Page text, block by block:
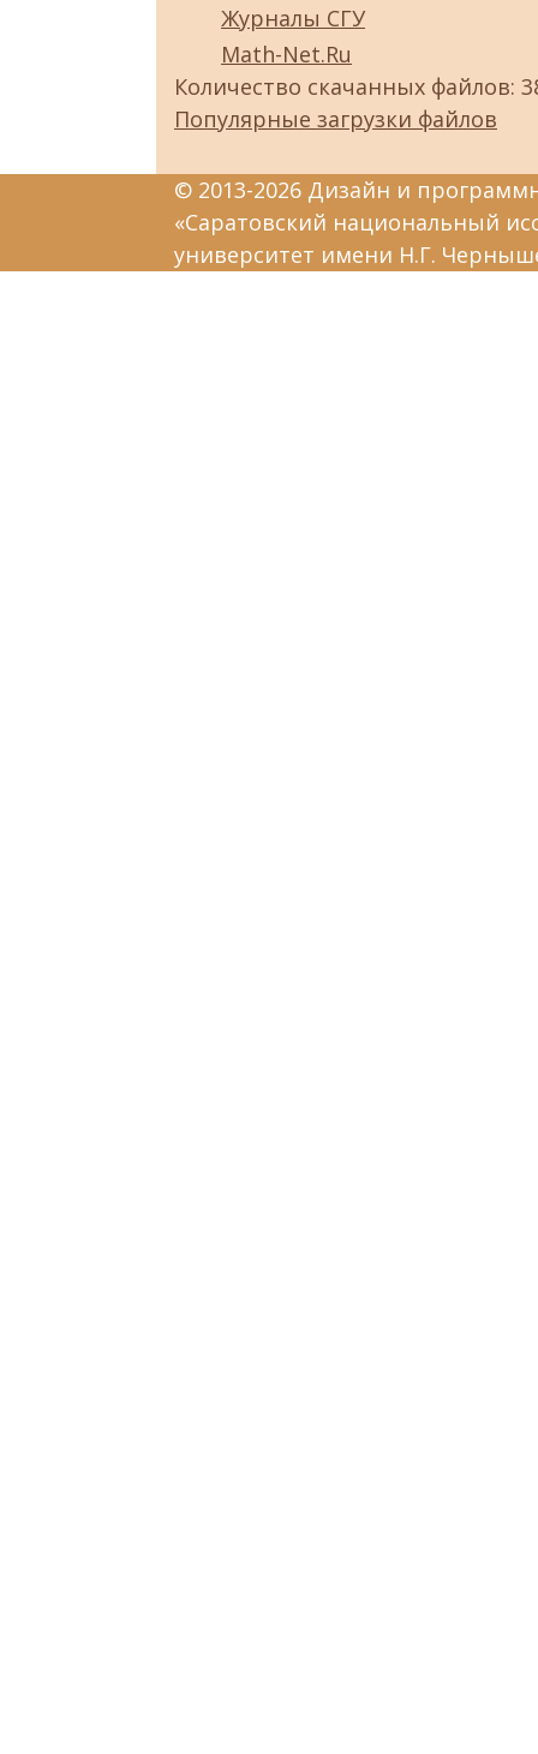
Журналы СГУ
Math-Net.Ru
Количество скачанных файлов:
Популярные загрузки файлов
© 2013-2026 Дизайн и
«Саратовский национальный
университет имени Н.Г.